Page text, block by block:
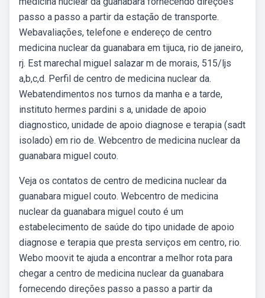
passo a passo a partir da estação de transporte.
Webavaliações, telefone e endereço de centro
medicina nuclear da guanabara em tijuca, rio de janeiro,
rj. Est marechal miguel salazar m de morais, 515/ljs
a,b,c,d. Perfil de centro de medicina nuclear da.
Webatendimentos nos turnos da manha e a tarde,
instituto hermes pardini s a, unidade de apoio
diagnostico, unidade de apoio diagnose e terapia (sadt
isolado) em rio de. Webcentro de medicina nuclear da
guanabara miguel couto.
Veja os contatos de centro de medicina nuclear da
guanabara miguel couto. Webcentro de medicina
nuclear da guanabara miguel couto é um
estabelecimento de saúde do tipo unidade de apoio
diagnose e terapia que presta serviços em centro, rio.
Webo moovit te ajuda a encontrar a melhor rota para
chegar a centro de medicina nuclear da guanabara
fornecendo direções passo a passo a partir da